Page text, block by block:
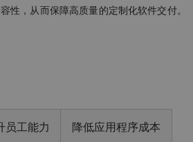
性，从而保障高质量的定制化软件交付。
员工能力 降低应用程序成本